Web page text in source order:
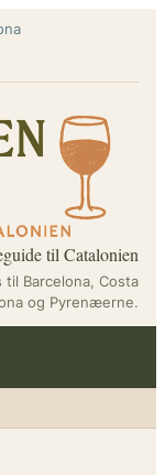
til Catalonien
Barcelona, Costa
og Pyrenæerne.